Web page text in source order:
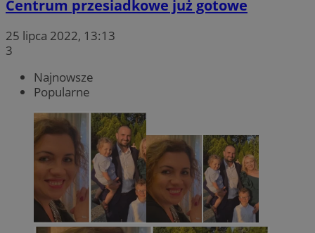
Centrum przesiadkowe już gotowe
25 lipca 2022, 13:13
3
Najnowsze
Popularne